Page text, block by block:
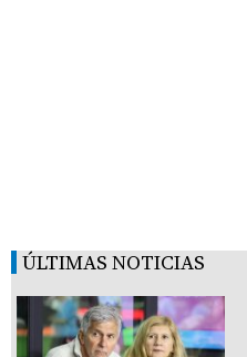
ÚLTIMAS NOTICIAS